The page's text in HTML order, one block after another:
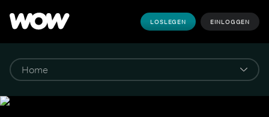
LOSLEGEN EINLOGGEN